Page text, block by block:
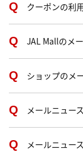
クーポンの利
JAL Mallのメ
ショップのメ
メールニュー
メールニュー